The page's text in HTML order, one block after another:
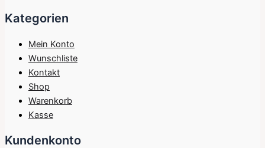
Kategorien
Mein Konto
Wunschliste
Kontakt
Shop
Warenkorb
Kasse
Kundenkonto